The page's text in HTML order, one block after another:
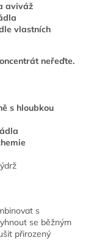
aviváž
vlastních
neřeďte.
s hloubkou
s
se běžným
přirozený